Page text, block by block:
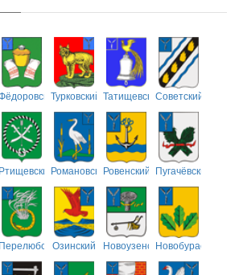
Турковский ТатищевскийСоветский
РтищевскийРомановскийРовенский Пугачёвский
ПерелюбскийОзинский НовоузенскийНовобурасский